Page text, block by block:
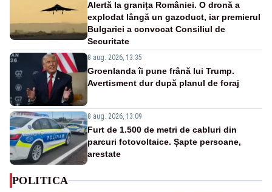
Alertă la granița României. O dronă a
explodat lângă un gazoduct, iar premierul
Bulgariei a convocat Consiliul de
Securitate
8 aug. 2026, 13:35
Groenlanda îi pune frână lui Trump.
Avertisment dur după planul de foraj
8 aug. 2026, 13:09
Furt de 1.500 de metri de cabluri din
parcuri fotovoltaice. Șapte persoane,
arestate
POLITICA